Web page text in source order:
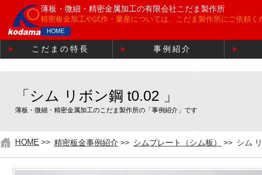
薄板・微細・精密金属加工の有限会社こだま製作所
精密板金加工や試作・量産については、こだま製作所にご依頼く
HOME
こだまの特長 事例紹介
「シム リボン鋼 t0.02 」
薄板・微細・精密金属加工のこだま製作所の「事例紹介」です
HOME >> 精密板金事例紹介 >> シムプレート（シム板） >> シム